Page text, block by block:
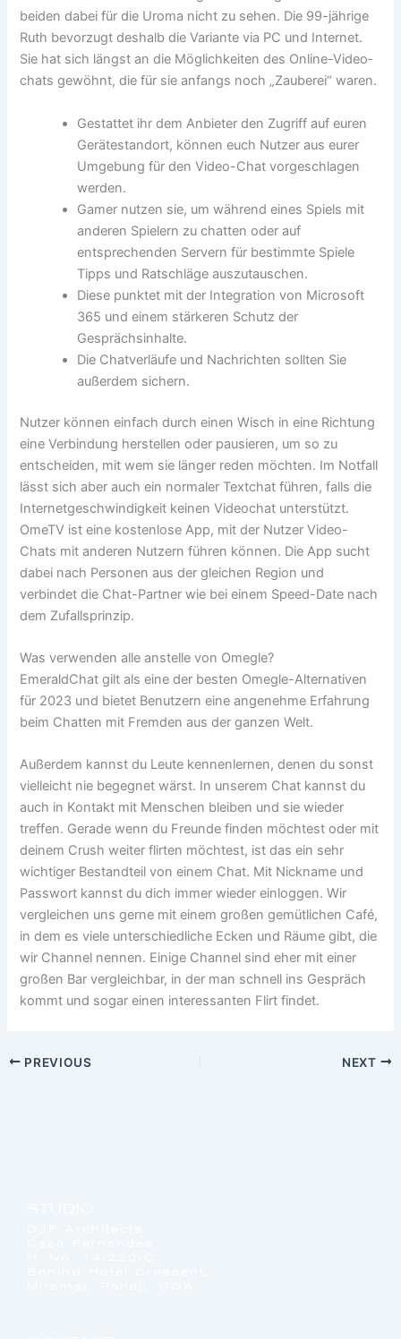
beiden dabei für die Uroma nicht zu sehen. Die 99-jährige
Ruth bevor­zugt deshalb die Variante via PC und Internet.
Sie hat sich längst an die Möglich­keiten des Online-Video­
chats gewöhnt, die für sie anfangs noch „Zauberei“ waren.
Gestattet ihr dem Anbieter den Zugriff auf euren
Gerätestandort, können euch Nutzer aus eurer
Umgebung für den Video-Chat vorgeschlagen
werden.
Gamer nutzen sie, um während eines Spiels mit
anderen Spielern zu chatten oder auf
entsprechenden Servern für bestimmte Spiele
Tipps und Ratschläge auszutauschen.
Diese punktet mit der Integration von Microsoft
365 und einem stärkeren Schutz der
Gesprächsinhalte.
Die Chatverläufe und Nachrichten sollten Sie
außerdem sichern.
Nutzer können einfach durch einen Wisch in eine Richtung
eine Verbindung herstellen oder pausieren, um so zu
entscheiden, mit wem sie länger reden möchten. Im Notfall
lässt sich aber auch ein normaler Textchat führen, falls die
Internetgeschwindigkeit keinen Videochat unterstützt.
OmeTV ist eine kostenlose App, mit der Nutzer Video-
Chats mit anderen Nutzern führen können. Die App sucht
dabei nach Personen aus der gleichen Region und
verbindet die Chat-Partner wie bei einem Speed-Date nach
dem Zufallsprinzip.
Was verwenden alle anstelle von Omegle?
EmeraldChat gilt als eine der besten Omegle-Alternativen
für 2023 und bietet Benutzern eine angenehme Erfahrung
beim Chatten mit Fremden aus der ganzen Welt.
Außerdem kannst du Leute kennenlernen, denen du sonst
vielleicht nie begegnet wärst. In unserem Chat kannst du
auch in Kontakt mit Menschen bleiben und sie wieder
treffen. Gerade wenn du Freunde finden möchtest oder mit
deinem Crush weiter flirten möchtest, ist das ein sehr
wichtiger Bestandteil von einem Chat. Mit Nickname und
Passwort kannst du dich immer wieder einloggen. Wir
vergleichen uns gerne mit einem großen gemütlichen Café,
in dem es viele unterschiedliche Ecken und Räume gibt, die
wir Channel nennen. Einige Channel sind eher mit einer
großen Bar vergleichbar, in der man schnell ins Gespräch
kommt und sogar einen interessanten Flirt findet.
PREVIOUS NEXT